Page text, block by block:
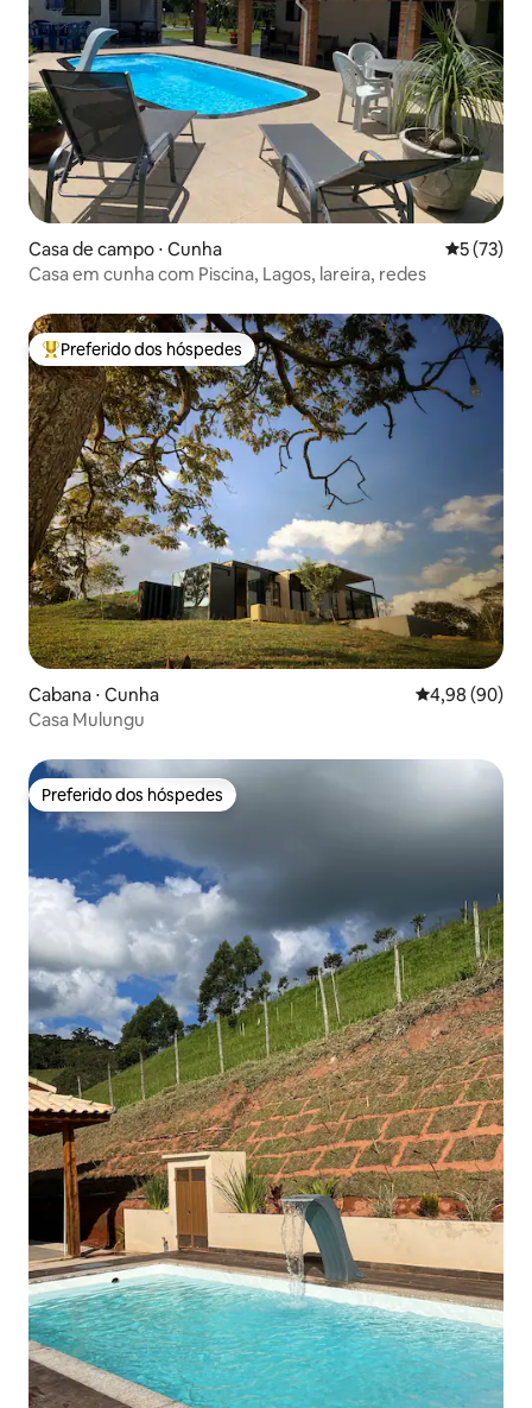
Casa de campo ⋅ Cunha 5 de uma
5 (73)
Casa em cunha com Piscina, Lagos, lareira, redes
Entre os melhores preferidos dos hóspedes
Preferido dos hóspedes
Cabana ⋅ Cunha 4,98 de uma
4,98 (90)
Casa Mulungu
Preferido dos hóspedes
Preferido dos hóspedes